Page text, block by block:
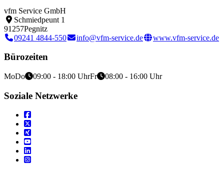
vfm Service GmbH
Schmiedpeunt 1
91257Pegnitz
09241 4844-550
info@vfm-service.de www.vfm-service.de
Bürozeiten
MoDo 09:00 - 18:00 UhrFr 08:00 - 16:00 Uhr
Soziale Netzwerke